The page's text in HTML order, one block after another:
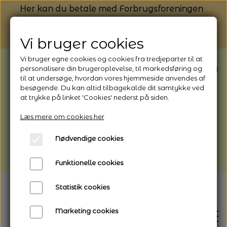
Her kan du betale med Forbrugsforeningen
BEMÆRK: Butikken har ferielukket* fra
1/8 - 9/8 - 2026
*Webshoppen er åben og sender hele
afhentning
Vi gør opmærksom på, at der kan være lidt
længere leveringstid
Vi bruger cookies
Vi bruger egne cookies og cookies fra tredjeparter til at
personalisere din brugeroplevelse, til markedsføring og
til at undersøge, hvordan vores hjemmeside anvendes af
besøgende. Du kan altid tilbagekalde dit samtykke ved
at trykke på linket 'Cookies' nederst på siden.
Læs mere om cookies her
Nødvendige cookies
Funktionelle cookies
Statistik cookies
Marketing cookies